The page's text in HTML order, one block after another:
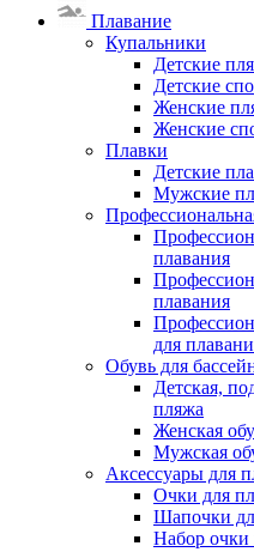
Плавание
Купальники
Детские
Детские
Женские
Женские
Плавки
Детские
Мужские
плавания
плавания
для
Обувь для
Детская,
пляжа
Женская
Мужская
Аксессуары для
Очки для
Шапочки
Набор очки